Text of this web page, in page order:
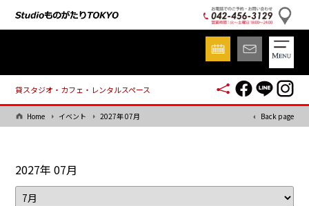
貸スタジオ・カフェ・レンタルスペース
Home イベント 2027年 07月 Back page
2027年 07月